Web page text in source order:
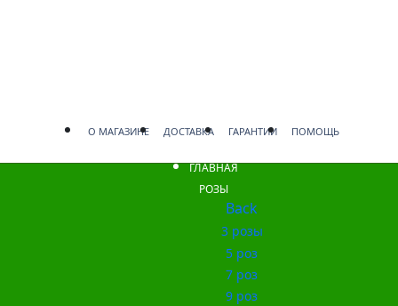
О МАГАЗИНЕ ДОСТАВКА ГАРАНТИИ ПОМОЩЬ
ГЛАВНАЯ
РОЗЫ
Back
3 розы
5 роз
7 роз
9 роз